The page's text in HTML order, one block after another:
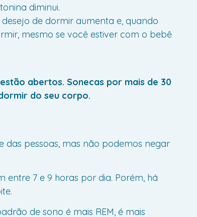
diminui.
de dormir aumenta e, quando
mesmo se você estiver com o bebê
abertos. Sonecas por mais de 30
do seu corpo.
das pessoas, mas não podemos negar
entre 7 e 9 horas por dia. Porém, há
de sono é mais REM, é mais